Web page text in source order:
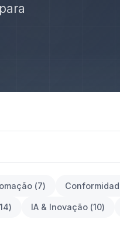
(7)
14) IA & Inovação (10)